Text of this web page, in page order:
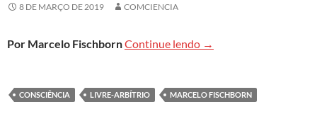
8 DE MARÇO DE 2019 COMCIENCIA
Por Marcelo FischbornContinue lendo Livre-arbítrio ao nosso
→
CONSCIÊNCIA LIVRE-ARBÍTRIO MARCELO FISCHBORN